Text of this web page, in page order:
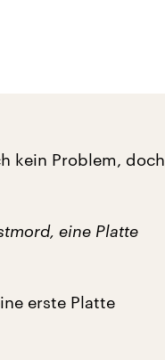
kein Problem, doch
eine Platte
erste Platte